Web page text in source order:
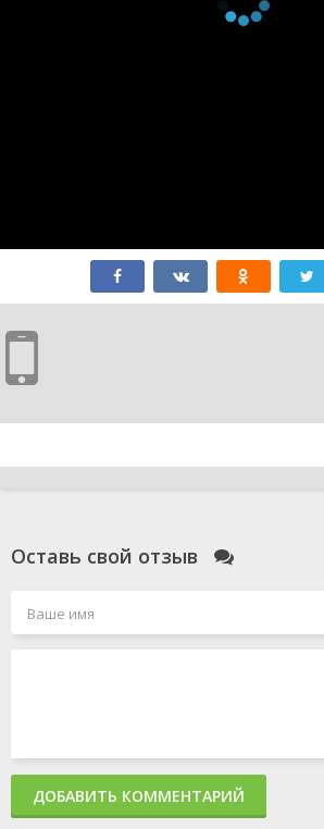
Оставь свой отзыв
ДОБАВИТЬ КОММЕНТАРИЙ